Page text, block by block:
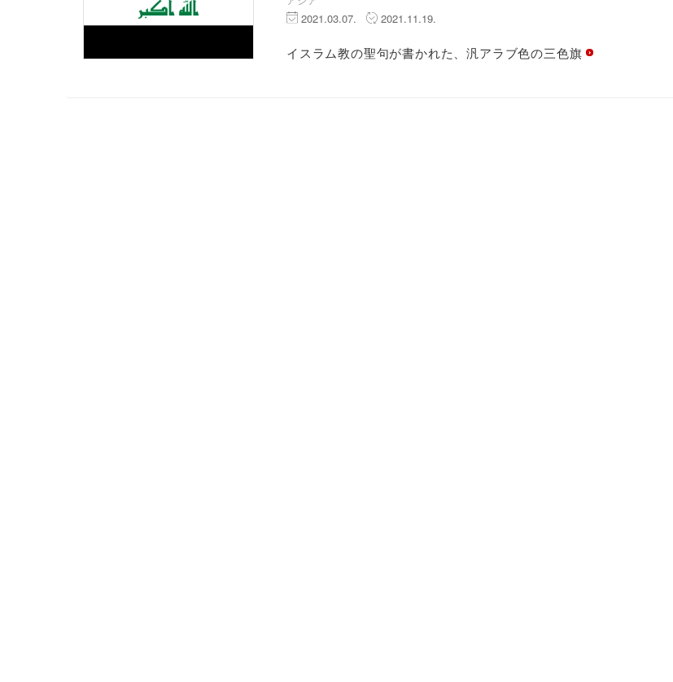
2021.03.07. 2021.11.19.
イスラム教の聖句が書かれた、汎アラブ色の三色旗